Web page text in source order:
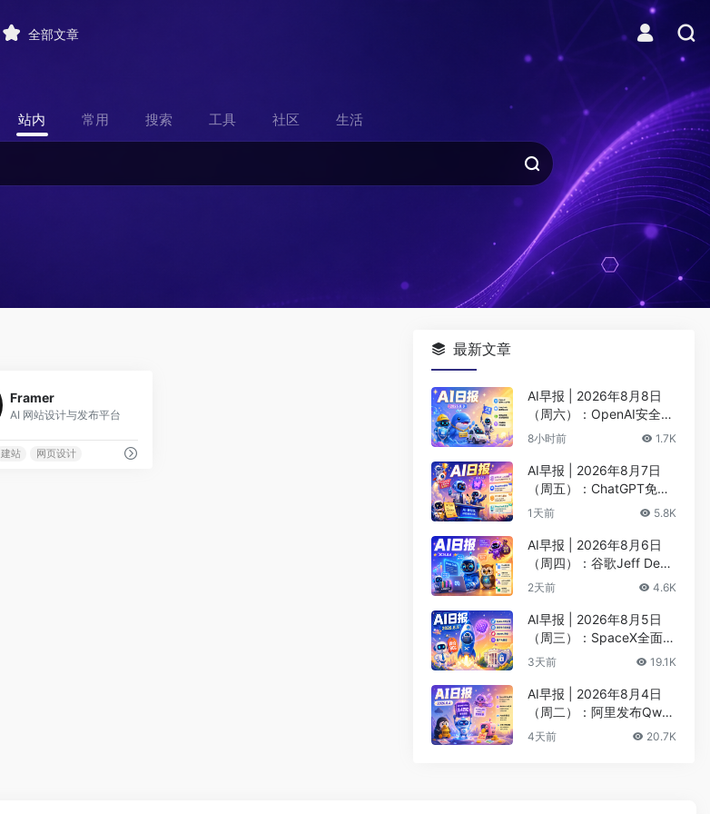
全部文章
站内 常用 搜索 工具 社区 生活
Framer
AI 网站设计与发布平台
建站 网页设计
最新文章
AI早报 | 2026年8月8日
（周六）：OpenAI安全评
估暂停Astra开发、DeepS
资
8小时前 1.7K
AI早报 | 2026年8月7日
（周五）：ChatGPT免费
版升级GPT-5.6 Luna无限
萨比斯卸任CEO
1天前 5.8K
AI早报 | 2026年8月6日
（周四）：谷歌Jeff Dean
创办AI科学公司、Meta发
2天前 4.6K
AI早报 | 2026年8月5日
（周三）：SpaceX全面押
注英伟达布局太空AI、四
3天前 19.1K
AI早报 | 2026年8月4日
（周二）：阿里发布Qwen
3.8-Max旗舰模型、MiniM
4天前 20.7K